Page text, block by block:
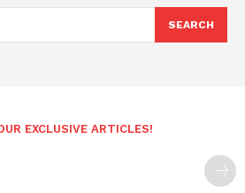
SEARCH
EXCLUSIVE ARTICLES!